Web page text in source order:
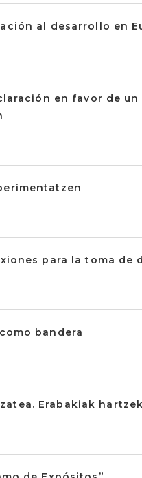
al desarrollo en
en favor de
para la toma de
bandera
Erabakiak